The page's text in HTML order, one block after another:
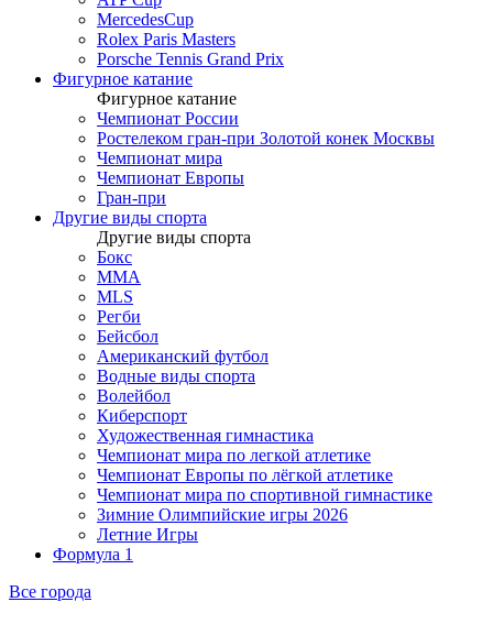
MercedesCup
Rolex Paris Masters
Porsche Tennis Grand Prix
Фигурное катание
Фигурное катание
Чемпионат России
Ростелеком гран-при Золотой конек Москвы
Чемпионат мира
Чемпионат Европы
Гран-при
Другие виды спорта
Другие виды спорта
Бокс
MMA
MLS
Регби
Бейсбол
Американский футбол
Водные виды спорта
Волейбол
Киберспорт
Художественная гимнастика
Чемпионат мира по легкой атлетике
Чемпионат Европы по лёгкой атлетике
Чемпионат мира по спортивной гимнастике
Зимние Олимпийские игры 2026
Летние Игры
Формула 1
Все города